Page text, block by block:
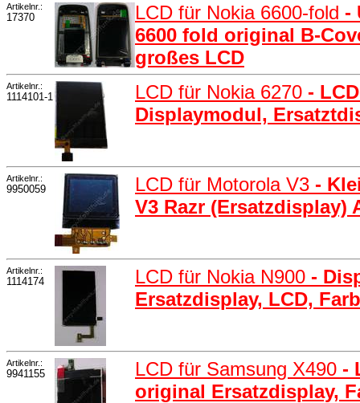
Artikelnr.:
17370 LCD für Nokia 6600-fold -
6600 fold original B-
großes LCD
Artikelnr.:
1114101-1 LCD für Nokia 6270 -
Displaymodul,
Artikelnr.:
9950059 LCD für Motorola V3 -
V3 Razr (Ersatzdisplay)
Artikelnr.:
1114174 LCD für Nokia N900 -
Ersatzdisplay, LCD,
Artikelnr.:
9941155 LCD für Samsung X490 -
original Ersatzdisplay,